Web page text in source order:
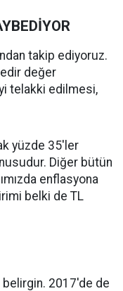
takip ediyoruz.
değer
telakki edilmesi,
yüzde 35'ler
Diğer bütün
enflasyona
belki de TL
2017'de de